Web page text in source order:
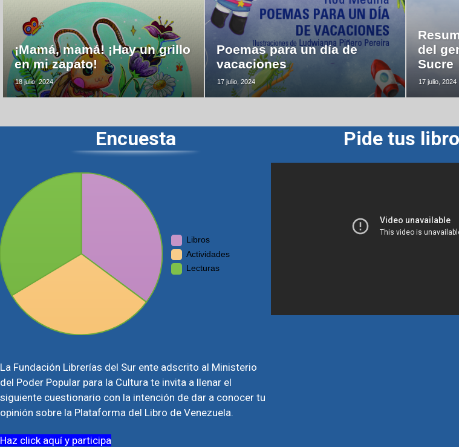
¡Mamá, mamá! ¡Hay un grillo
en mi zapato!
18 julio, 2024
Poemas para un día de
vacaciones
17 julio, 2024
del
Sucre
17 julio, 2024
Pide tus
Encuesta
Libros
Actividades
Lecturas
La Fundación Librerías del Sur ente adscrito al Ministerio
del Poder Popular para la Cultura te invita a llenar el
siguiente cuestionario con la intención de dar a conocer tu
opinión sobre la Plataforma del Libro de Venezuela.
Haz click aquí y participa